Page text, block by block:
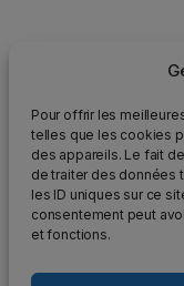
Pour offrir les
telles que les cookies
des appareils. Le fait
de traiter des données
les ID uniques sur ce
consentement peut
et fonctions.
les jours fériés.
Attention: Nous
strictement interdite
dangereux pour la
modération.